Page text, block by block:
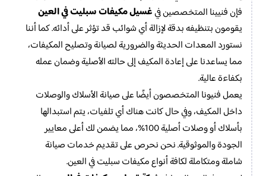
فإن فنيينا المتخصصين فيغسيل مكيفات سبليت في العين
يقومون بتنظيفه بدقة لإزالة أي شوائب قد تؤثر على أدائه. كما أننا
نستورد المعدات الحديثة والضرورية لصيانة وتصليح المكيفات،
مما يساعدنا على إعادة المكيف إلى حالته الأصلية وضمان عمله
بكفاءة عالية.
يعمل فنيونا المتخصصون أيضًا على صيانة الأسلاك والوصلات
داخل المكيف، وفي حال كانت هناك أي تلفيات، يتم استبدالها
بأسلاك أو وصلات أصلية 100%، مما يضمن لك أعلى معايير
الجودة والموثوقية. نحن نحرص على تقديم خدمات صيانة
شاملة ومتكاملة لكافة أنواع مكيفات سبليت في العين.